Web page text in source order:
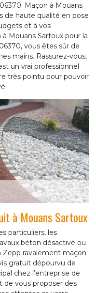
Maçon à Mouans
de haute qualité en pose
et à vos
Mouans Sartoux pour la
vous êtes sûr de
mains. Rassurez-vous,
un vrai professionnel
très pointu pour pouvoir
à Mouans Sartoux
particuliers, les
béton désactivé ou
Zepp ravalement maçon
gratuit dépourvu de
chez l’entreprise de
de vous proposer des